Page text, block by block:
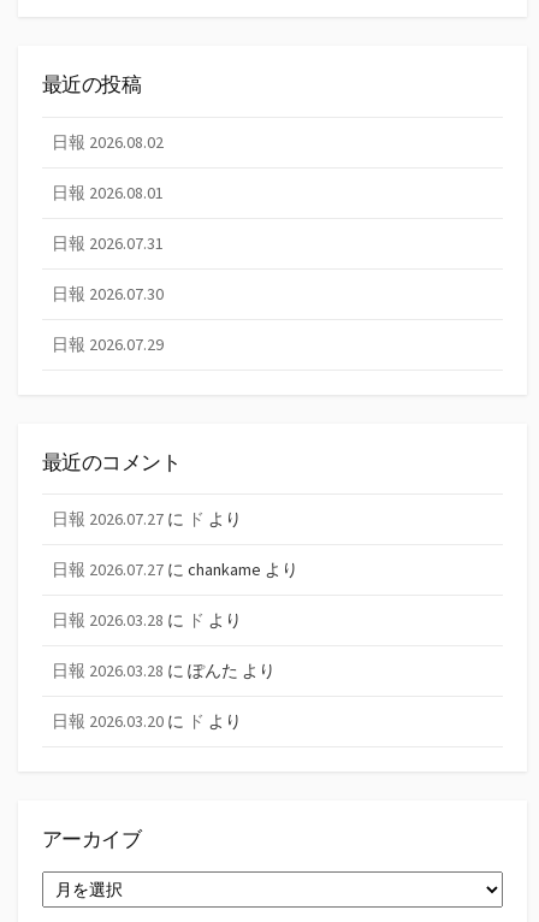
最近の投稿
日報 2026.08.02
日報 2026.08.01
日報 2026.07.31
日報 2026.07.30
日報 2026.07.29
最近のコメント
日報 2026.07.27 に ド より
日報 2026.07.27 に chankame より
日報 2026.03.28 に ド より
日報 2026.03.28 に ぽんた より
日報 2026.03.20 に ド より
アーカイブ
ー